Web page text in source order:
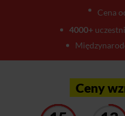
Cena
4000+
Ceny